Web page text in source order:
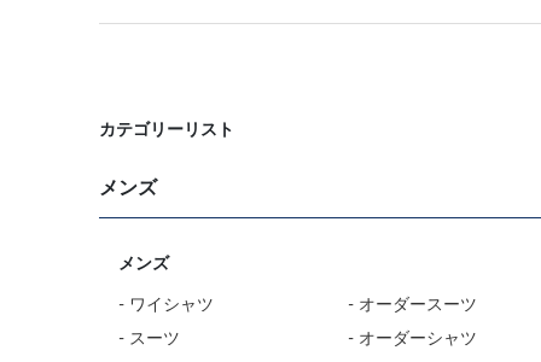
カテゴリーリスト
メンズ
メンズ
- ワイシャツ
- スーツ
- オーダースーツ
- オーダーシャツ